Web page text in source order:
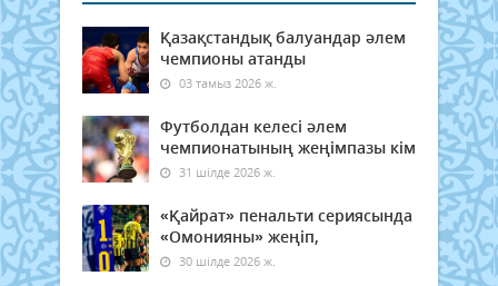
Қазақстандық балуандар әлем
чемпионы атанды
03 тамыз 2026 ж.
Футболдан келесі әлем
чемпионатының жеңімпазы кім
31 шілде 2026 ж.
«Қайрат» пенальти сериясында
«Омонияны» жеңіп,
30 шілде 2026 ж.